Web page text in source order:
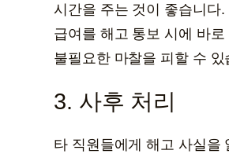
시간을 주는 것이 좋습니다.
급여를 해고 통보 시에 바로
불필요한 마찰을 피할 수 있
3. 사후 처리
타 직원들에게 해고 사실을